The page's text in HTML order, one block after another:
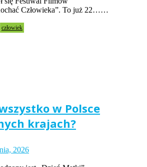
Człowieka”. To już 22……
człowiek
w Polsce
krajach?
2026